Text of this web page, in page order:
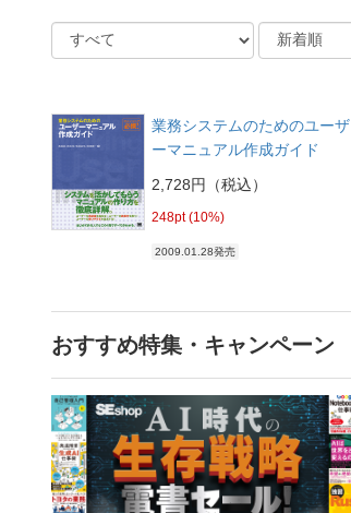
業務システムのためのユーザ
ーマニュアル作成ガイド
2,728円（税込）
248pt (10%)
2009.01.28発売
おすすめ特集・キャンペーン